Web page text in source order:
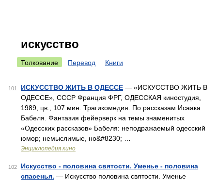
искусство
Толкование Перевод Книги
101 ИСКУССТВО ЖИТЬ В ОДЕССЕ — «ИСКУССТВО ЖИТЬ В
ОДЕССЕ», СССР Франция ФРГ, ОДЕССКАЯ киностудия,
1989, цв., 107 мин. Трагикомедия. По рассказам Исаака
Бабеля. Фантазия фейерверк на темы знаменитых
«Одесских рассказов» Бабеля: неподражаемый одесский
юмор; немыслимые, но&#8230; …
Энциклопедия кино
102
Искусство - половина святости. Уменье - половина
спасенья. — Искусство половина святости. Уменье